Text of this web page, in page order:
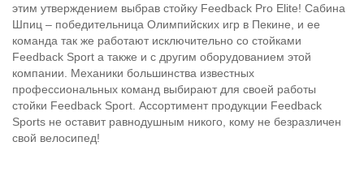
этим утверждением выбрав стойку Feedback Pro Elite! Сабина
Шпиц – победительница Олимпийских игр в Пекине, и ее
команда так же работают исключительно со стойками
Feedback Sport а также и c другим оборудованием этой
компании. Механики большинства известных
профессиональных команд выбирают для своей работы
стойки Feedback Sport. Ассортимент продукции Feedback
Sports не оставит равнодушным никого, кому не безразличен
свой велосипед!